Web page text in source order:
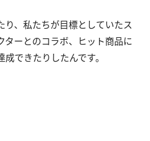
り、私たちが目標としていたス
ターとのコラボ、ヒット商品に
できたりしたんです。